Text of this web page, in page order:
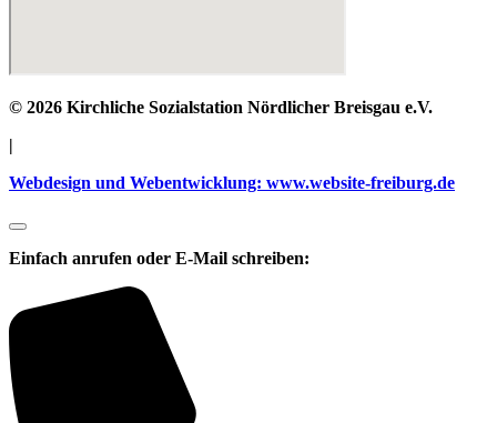
© 2026 Kirchliche Sozialstation Nördlicher Breisgau e.V.
|
Webdesign und Webentwicklung: www.website-freiburg.de
Einfach anrufen oder E-Mail schreiben: